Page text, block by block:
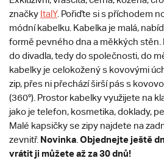
značky ItalY. Pořiďte si s příchodem
módní kabelku. Kabelka je malá,
formě pevného dna a měkkých stěn.
do divadla, tedy do společnosti, do
kabelky je celokožený s kovovými
zip, přes ni přechází širší pás s
(360°). Prostor kabelky využijete na
jako je telefon, kosmetika, doklady,
Malé kapsičky se zipy najdete na
zevnitř. Novinka Objednejte ještě
vrátit ji můžete až za 30 dnů!